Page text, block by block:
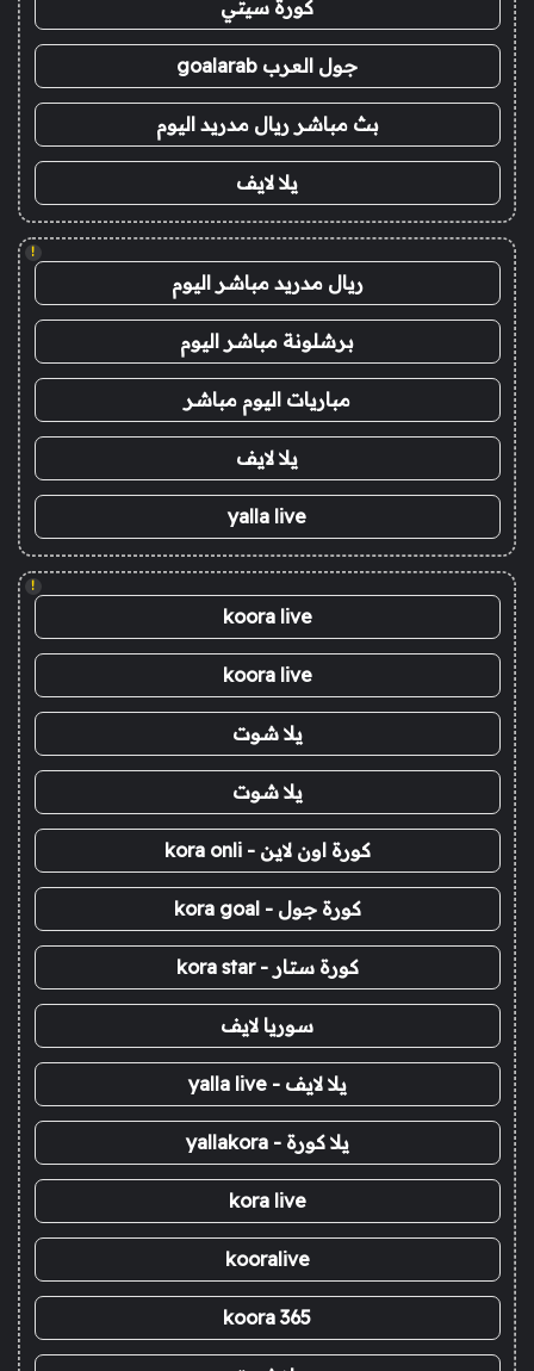
كورة سيتي
جول العرب goalarab
بث مباشر ريال مدريد اليوم
يلا لايف
!
ريال مدريد مباشر اليوم
برشلونة مباشر اليوم
مباريات اليوم مباشر
يلا لايف
yalla live
!
koora live
koora live
يلا شوت
يلا شوت
كورة اون لاين - kora onli
كورة جول - kora goal
كورة ستار - kora star
سوريا لايف
يلا لايف - yalla live
يلا كورة - yallakora
kora live
kooralive
koora 365